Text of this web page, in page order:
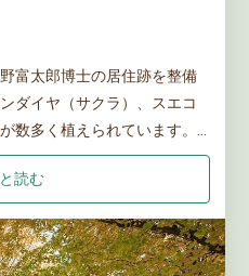
富太郎博士の居住跡を整備
ダイヤ（サクラ）、スエコ
数多く植えられています。
料を展示しているほか、館
4回、博士や植物に関する展
読む